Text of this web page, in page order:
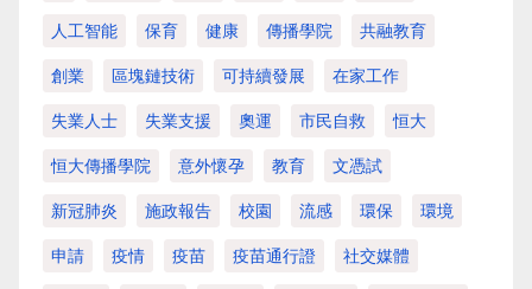
人工智能 保育 健康 傳播學院 共融教育
創業 區塊鏈技術 可持續發展 在家工作
失業人士 失業支援 奧運 市民自救 恒大
恒大傳播學院 意外懷孕 教育 文憑試
新冠肺炎 施政報告 校園 流感 環保 環境
申請 疫情 疫苗 疫苗通行證 社交媒體